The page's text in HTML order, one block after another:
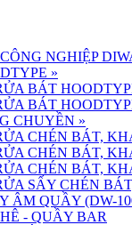
NGHIỆP
»
BÁT
BÁT
CHUYỀN »
CHÉN BÁT,
CHÉN BÁT,
CHÉN BÁT,
SẤY CHÉN
ÂM QUẦY (DW-
- QUẦY BAR